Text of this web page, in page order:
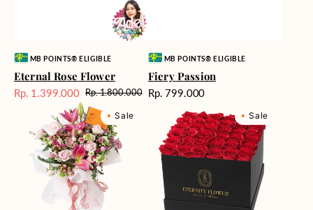
Vendor:MB POINTS® ELIGIBLE
Eternal Rose Flower
Harga
Rp. 1.399.000 Harga
reguler
Rp. 1.800.000
Vendor:MB POINTS® ELIGIBLE
Fiery Passion
Harga
Rp. 799.000
Sale
Supreme
Sale